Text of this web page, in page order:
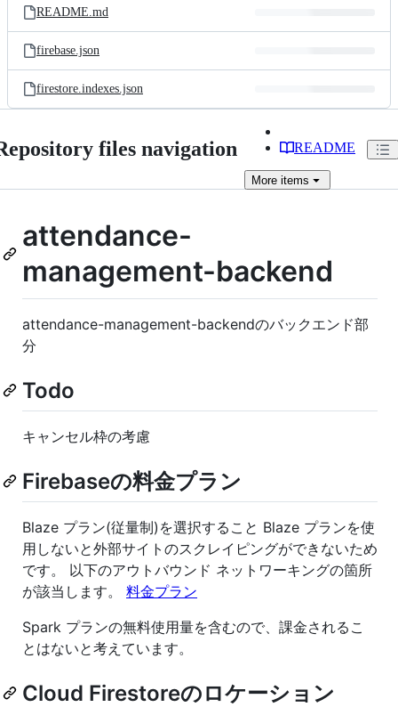
README.md
firebase.json
firestore.indexes.json
files navigation README
More items
attendance-
management-backend
attendance-management-backendのバックエンド部
分
Todo
キャンセル枠の考慮
Firebaseの料金プラン
Blaze プラン(従量制)を選択すること Blaze プランを使
用しないと外部サイトのスクレイピングができないため
です。 以下のアウトバウンド ネットワーキングの箇所
が該当します。 料金プラン
Spark プランの無料使用量を含むので、課金されるこ
とはないと考えています。
Cloud Firestoreのロケーション